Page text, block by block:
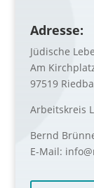
Adresse:
Jüdische
Am
97519
Arbeitskreis
Bernd
E-Mail: